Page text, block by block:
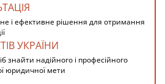
і ефективне рішення для отримання
УКРАЇНИ
знайти надійного і професійного
юридичної мети